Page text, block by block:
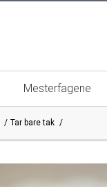
Mesterfagene
Tar bare tak